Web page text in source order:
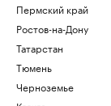
Пермский край
Ростов-на-Дону
Татарстан
Тюмень
Черноземье